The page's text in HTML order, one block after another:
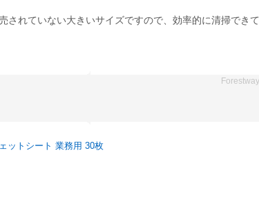
されていない大きいサイズですので、効率的に清掃できて
Forestway
ットシート 業務用 30枚